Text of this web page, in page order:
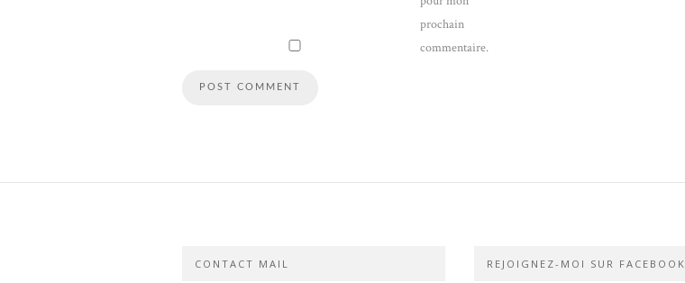
prochain
commentaire.
CONTACT MAIL REJOIGNEZ-MOI SUR FACEBOOK